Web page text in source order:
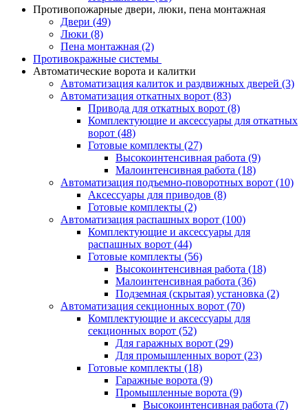
Противопожарные двери, люки, пена монтажная
Двери (49)
Люки (8)
Пена монтажная (2)
Противокражные системы
Автоматические ворота и калитки
Автоматизация калиток и раздвижных дверей (3)
Автоматизация откатных ворот (83)
Привода для откатных ворот (8)
Комплектующие и аксессуары для откатных
ворот (48)
Готовые комплекты (27)
Высокоинтенсивная работа (9)
Малоинтенсивная работа (18)
Автоматизация подъемно-поворотных ворот (10)
Аксессуары для приводов (8)
Готовые комплекты (2)
Автоматизация распашных ворот (100)
Комплектующие и аксессуары для
распашных ворот (44)
Готовые комплекты (56)
Высокоинтенсивная работа (18)
Малоинтенсивная работа (36)
Подземная (скрытая) установка (2)
Автоматизация секционных ворот (70)
Комплектующие и аксессуары для
секционных ворот (52)
Для гаражных ворот (29)
Для промышленных ворот (23)
Готовые комплекты (18)
Гаражные ворота (9)
Промышленные ворота (9)
Высокоинтенсивная работа (7)